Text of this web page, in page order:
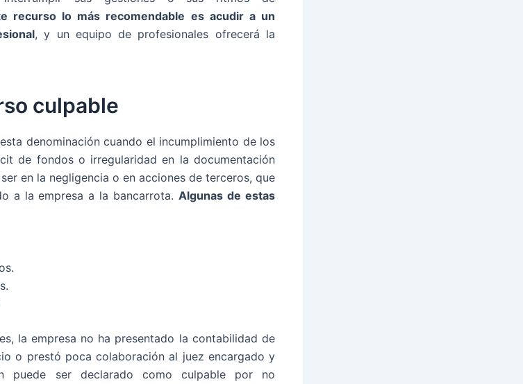
recurso lo más recomendable es acudir a un
, y un equipo de profesionales ofrecerá la
culpable
denominación cuando el incumplimiento de los
de fondos o irregularidad en la documentación
en la negligencia o en acciones de terceros, que
a la empresa a la bancarrota.Algunas de estas
la empresa no ha presentado la contabilidad de
o prestó poca colaboración al juez encargado y
puede ser declarado como culpable por no